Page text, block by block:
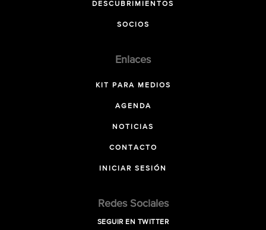
DESCUBRIMIENTOS
SOCIOS
Enlaces
KIT PARA MEDIOS
AGENDA
NOTICIAS
CONTACTO
INICIAR SESIÓN
Redes Sociales
SEGUIR EN TWITTER